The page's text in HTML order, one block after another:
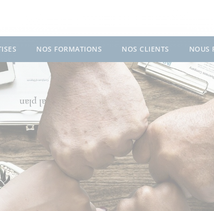
NOS FORMATIONS NOS CLIENTS NOUS